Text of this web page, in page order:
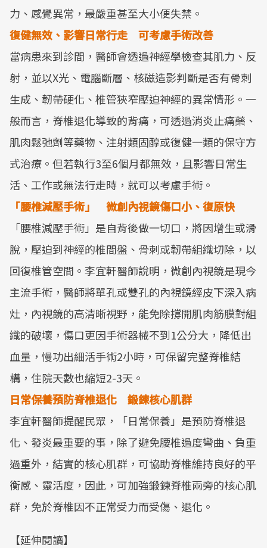
力、感覺異常，最嚴重甚至大小便失禁。
復健無效、影響日常行走 可考慮手術改善
當病患來到診間，醫師會透過神經學檢查其肌力、反
射，並以X光、電腦斷層、核磁造影判斷是否有骨刺
生成、韌帶硬化、椎管狹窄壓迫神經的異常情形。一
般而言，脊椎退化導致的背痛，可透過消炎止痛藥、
肌肉鬆弛劑等藥物、注射類固醇或復健一類的保守方
式治療。但若執行3至6個月都無效，且影響日常生
活、工作或無法行走時，就可以考慮手術。
「腰椎減壓手術」 微創內視鏡傷口小、復原快
「腰椎減壓手術」是自背後做一切口，將因增生或滑
脫，壓迫到神經的椎間盤、骨刺或韌帶組織切除，以
回復椎管空間。李宜軒醫師說明，微創內視鏡是現今
主流手術，醫師將單孔或雙孔的內視鏡經皮下深入病
灶，內視鏡的高清晰視野，能免除撐開肌肉筋膜對組
織的破壞，傷口更因手術器械不到1公分大，降低出
血量，慢功出細活手術2小時，可保留完整脊椎結
構，住院天數也縮短2-3天。
日常保養預防脊椎退化 鍛鍊核心肌群
李宜軒醫師提醒民眾，「日常保養」是預防脊椎退
化、發炎最重要的事，除了避免腰椎過度彎曲、負重
過重外，結實的核心肌群，可協助脊椎維持良好的平
衡感、靈活度，因此，可加強鍛鍊脊椎兩旁的核心肌
群，免於脊椎因不正常受力而受傷、退化。
【延伸閱讀】